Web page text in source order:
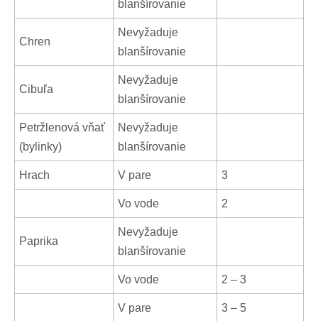
blanšírovanie
Chren
Nevyžaduje
blanšírovanie
Cibuľa
Nevyžaduje
blanšírovanie
Petržlenová vňať
(bylinky)
Nevyžaduje
blanšírovanie
Hrach V pare 3
Vo vode 2
Paprika
Nevyžaduje
blanšírovanie
Vo vode 2 – 3
V pare 3 – 5